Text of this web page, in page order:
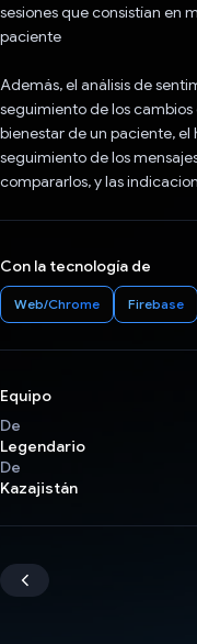
sesiones que consistían en
paciente
Además, el análisis de
seguimiento de los
bienestar de un paciente,
seguimiento de los
compararlos, y las
Con la tecnología de
Web/Chrome Firebase
Equipo
De
Legendario
De
Kazajistán